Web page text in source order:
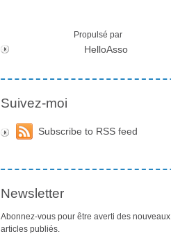
Propulsé par
HelloAsso
Suivez-moi
Subscribe to RSS feed
Newsletter
Abonnez-vous pour être averti des nouveaux
articles publiés.